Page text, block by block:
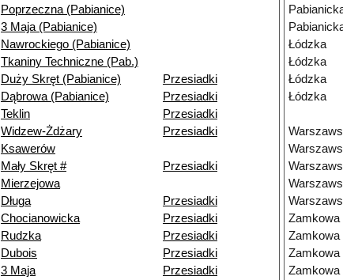
Poprzeczna (Pabianice)
3 Maja (Pabianice)
Nawrockiego (Pabianice)
Tkaniny Techniczne (Pab.)
Duży Skręt (Pabianice)
Przesiadki
Dąbrowa (Pabianice)
Przesiadki
Teklin
Przesiadki
Widzew-Żdżary
Przesiadki
Ksawerów
Mały Skręt #
Przesiadki
Mierzejowa
Długa
Przesiadki
Chocianowicka
Przesiadki
Rudzka
Przesiadki
Dubois
Przesiadki
3 Maja
Przesiadki
Łódzka
Łódzka
Łódzka
Łódzka
Zamkowa
Zamkowa
Zamkowa
Zamkowa